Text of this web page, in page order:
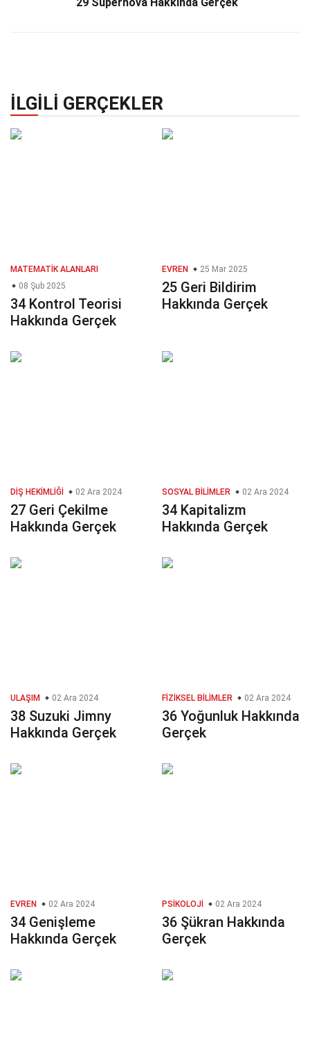
İLGILI GERÇEKLER
MATEMATIK ALANLARI
08 Şub 2025
34 Kontrol Teorisi
Hakkında Gerçek
EVREN 25 Mar 2025
25 Geri Bildirim
Hakkında Gerçek
DIŞ HEKIMLIĞI 02 Ara 2024
27 Geri Çekilme
Hakkında Gerçek
SOSYAL BILIMLER 02 Ara 2024
34 Kapitalizm
Hakkında Gerçek
ULAŞIM 02 Ara 2024
38 Suzuki Jimny
Hakkında Gerçek
FIZIKSEL BILIMLER 02 Ara 2024
36 Yoğunluk Hakkında
Gerçek
EVREN 02 Ara 2024
34 Genişleme
Hakkında Gerçek
PSIKOLOJI 02 Ara 2024
36 Şükran Hakkında
Gerçek